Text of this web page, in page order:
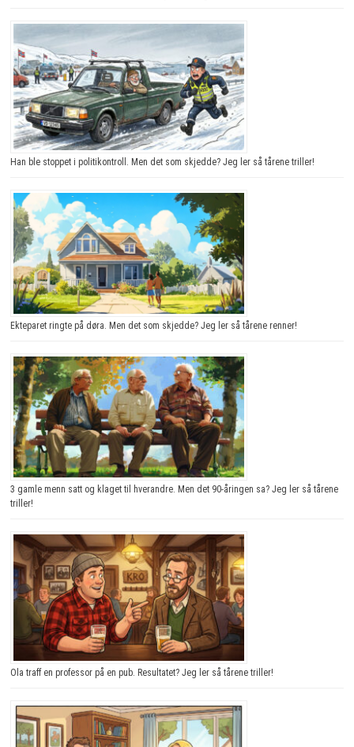
Han ble stoppet i politikontroll. Men det som skjedde? Jeg ler så tårene triller!
Ekteparet ringte på døra. Men det som skjedde? Jeg ler så tårene renner!
3 gamle menn satt og klaget til hverandre. Men det 90-åringen sa? Jeg ler så tårene
triller!
Ola traff en professor på en pub. Resultatet? Jeg ler så tårene triller!